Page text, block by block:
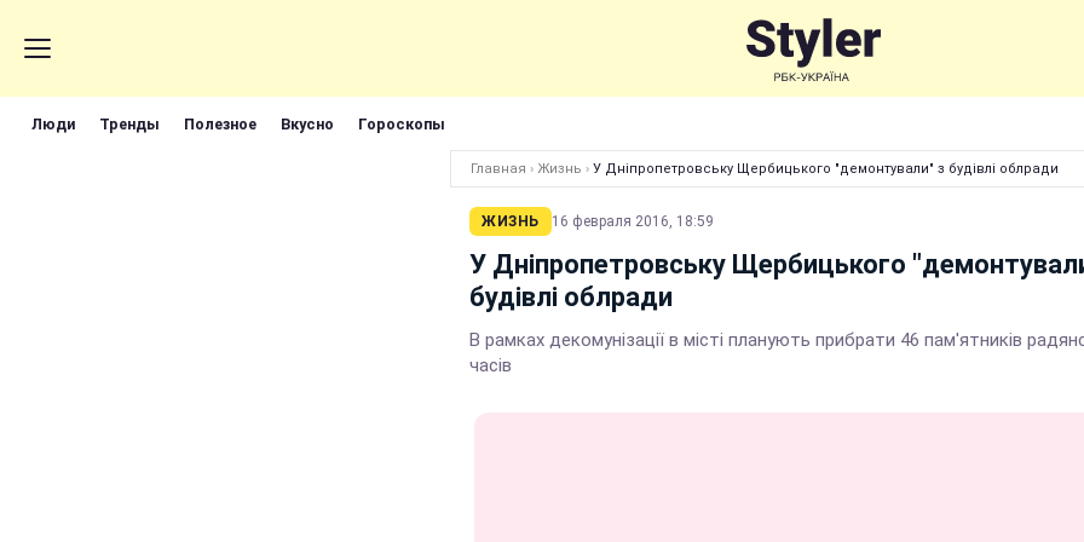
Люди Тренды Полезное Вкусно Гороскопы
Главная › Жизнь › У Дніпропетровську Щербицького "демонтували" з будівлі облради
ЖИЗНЬ 16 февраля 2016, 18:59
У Дніпропетровську Щербицького
будівлі облради
В рамках декомунізації в місті планують прибрати 46 пам'ятників
часів